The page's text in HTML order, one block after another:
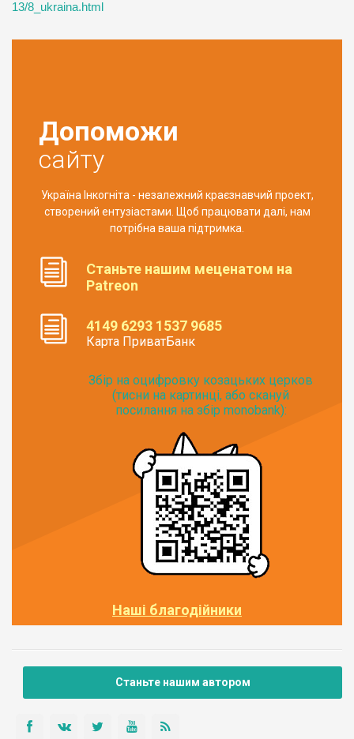
13/8_ukraina.html
Допоможи
сайту
Україна Інкогніта - незалежний краєзнавчий проект,
створений ентузіастами. Щоб працювати далі, нам
потрібна ваша підтримка.
Станьте нашим меценатом на
Patreon
4149 6293 1537 9685
Карта ПриватБанк
Збір на оцифровку козацьких церков
(тисни на картинці, або скануй
посилання на збір monobank):
Наші благодійники
Станьте нашим автором